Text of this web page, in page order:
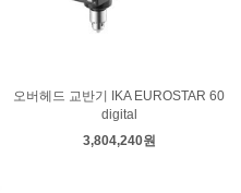
오버헤드 교반기 IKA EUROSTAR 60
digital
3,804,240원